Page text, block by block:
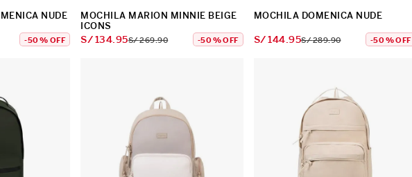
NUDE
-50 % OFF
MOCHILA MARION MINNIE BEIGE
ICONS
S/134 95S/269.90 -50 %OFF
MOCHILA DOMENICA NUDE
S/144 95S/289.90 -50 %OFF